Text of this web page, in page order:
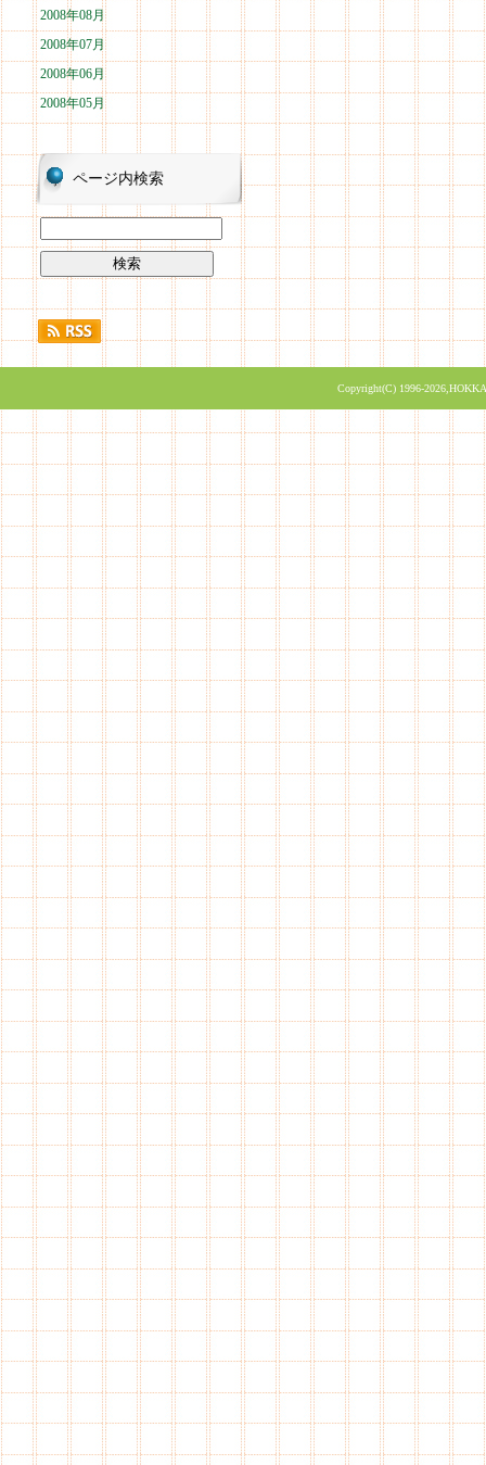
2008年08月
2008年07月
2008年06月
2008年05月
ページ内検索
Copyright(C) 1996-